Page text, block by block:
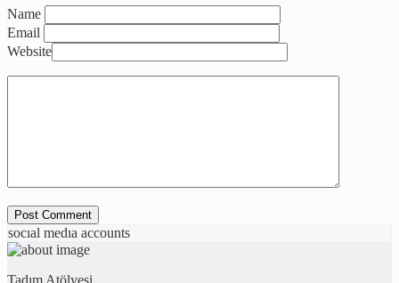
Name
Email
Website
socıal medıa accounts